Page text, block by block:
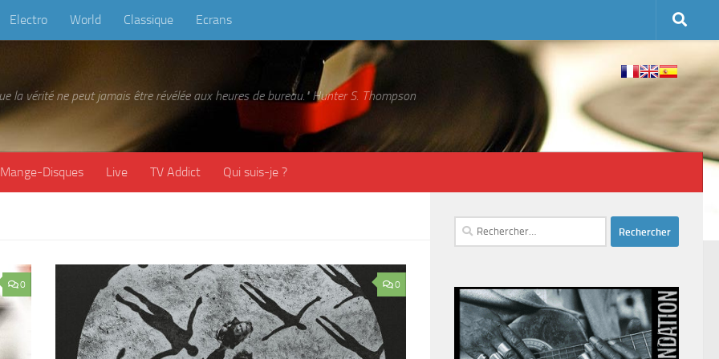
Electro World Classique Ecrans
la vérité ne peut jamais être révélée aux heures de bureau." Hunter S. Thompson
Mange-Disques Live TV Addict Qui suis-je ?
0 0
Rechercher :